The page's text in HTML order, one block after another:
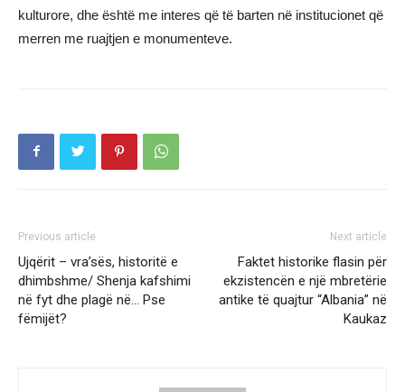
kulturore, dhe është me interes që të barten në institucionet që
merren me ruajtjen e monumenteve.
Previous article
Ujqërit – vra’sës, historitë e
dhimbshme/ Shenja kafshimi
në fyt dhe plagë në… Pse
fëmijët?
Next article
Faktet historike flasin për
ekzistencën e një mbretërie
antike të quajtur “Albania” në
Kaukaz